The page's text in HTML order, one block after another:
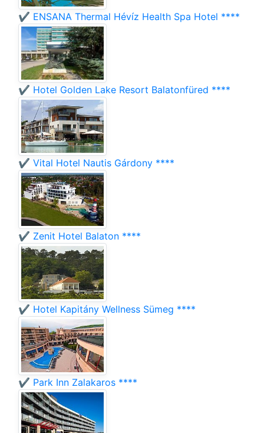
✔️ ENSANA Thermal Hévíz Health Spa Hotel ****
✔️ Hotel Golden Lake Resort Balatonfüred ****
✔️ Vital Hotel Nautis Gárdony ****
✔️ Zenit Hotel Balaton ****
✔️ Hotel Kapitány Wellness Sümeg ****
✔️ Park Inn Zalakaros ****